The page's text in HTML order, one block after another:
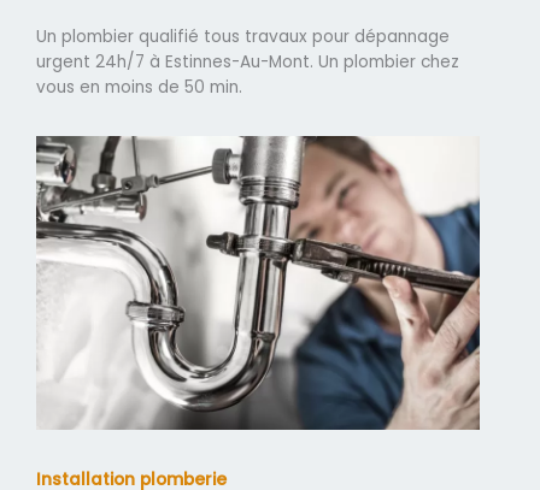
Un plombier qualifié tous travaux pour dépannage
urgent 24h/7 à Estinnes-Au-Mont. Un plombier chez
vous en moins de 50 min.
Installation plomberie